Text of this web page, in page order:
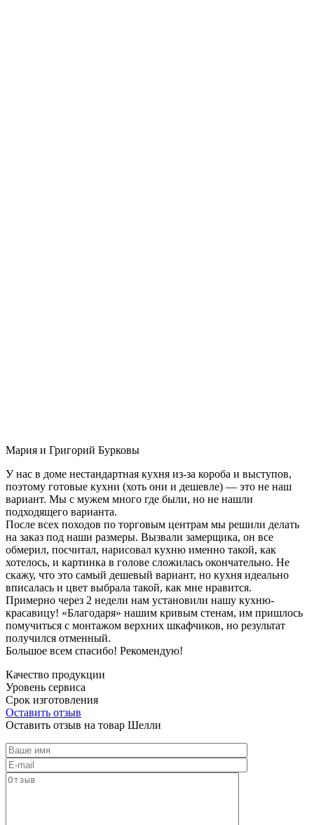
Мария и Григорий Бурковы
У нас в доме нестандартная кухня из-за короба и выступов,
поэтому готовые кухни (хоть они и дешевле) — это не наш
вариант. Мы с мужем много где были, но не нашли
подходящего варианта.
После всех походов по торговым центрам мы решили делать
на заказ под наши размеры. Вызвали замерщика, он все
обмерил, посчитал, нарисовал кухню именно такой, как
хотелось, и картинка в голове сложилась окончательно. Не
скажу, что это самый дешевый вариант, но кухня идеально
вписалась и цвет выбрала такой, как мне нравится.
Примерно через 2 недели нам установили нашу кухню-
красавицу! «Благодаря» нашим кривым стенам, им пришлось
помучиться с монтажом верхних шкафчиков, но результат
получился отменный.
Большое всем спасибо! Рекомендую!
Качество продукции
Уровень сервиса
Срок изготовления
Оставить отзыв
Оставить отзыв на товар Шелли